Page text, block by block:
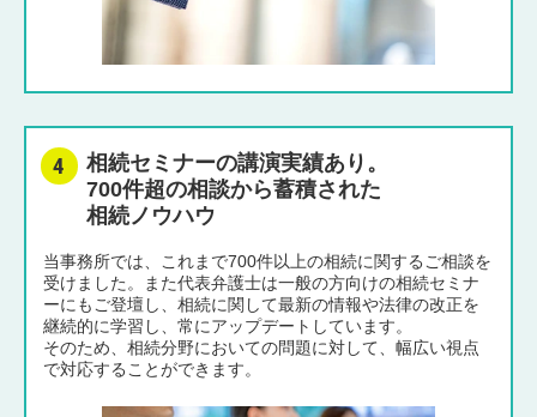
相続セミナーの講演実績あり。
700件超の相談から蓄積された
相続ノウハウ
当事務所では、これまで700件以上の相続に関するご相談を
受けました。また代表弁護士は一般の方向けの相続セミナ
ーにもご登壇し、相続に関して最新の情報や法律の改正を
継続的に学習し、常にアップデートしています。
そのため、相続分野においての問題に対して、幅広い視点
で対応することができます。